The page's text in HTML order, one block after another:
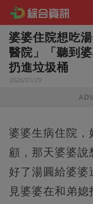
婆婆住院想吃
醫院」「聽到
扔進垃圾桶
2026/01/29
婆婆生病住院，
顧，那天婆婆
好了湯圓給婆婆
見婆婆在和弟